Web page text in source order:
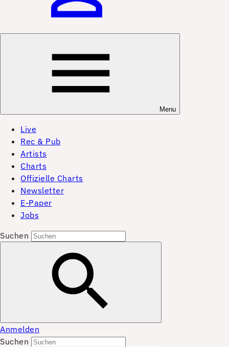
Menu
Live
Rec & Pub
Artists
Charts
Offizielle Charts
Newsletter
E-Paper
Jobs
Suchen
Anmelden
Suchen